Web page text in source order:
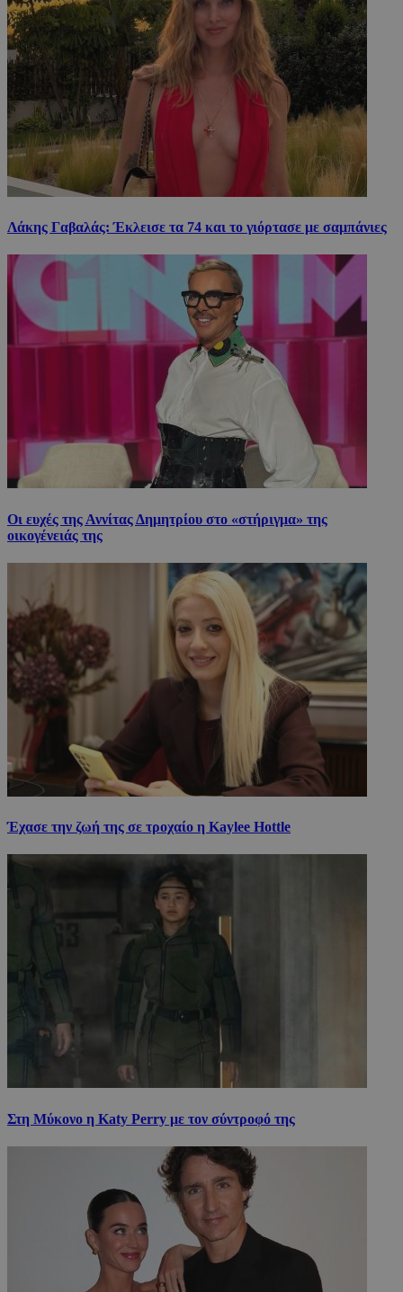
Λάκης Γαβαλάς: Έκλεισε τα 74 και το γιόρτασε με σαμπάνιες
Οι ευχές της Αννίτας Δημητρίου στο «στήριγμα» της
οικογένειάς της
Έχασε την ζωή της σε τροχαίο η Kaylee Hottle
Στη Μύκονο η Katy Perry με τον σύντροφό της